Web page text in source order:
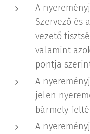
A
Szervező és
vezető
valamint
pontja
A
jelen
bármely
A